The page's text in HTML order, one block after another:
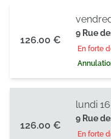
avec d'autres
ou qu'ils ont
services.
126.00 €
9 Rue
En forte
126.00 €
9 Rue
En forte
lundi